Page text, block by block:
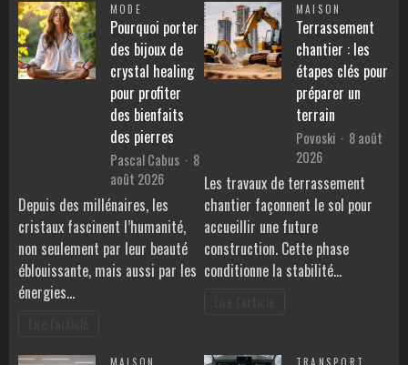
MODE
Pourquoi porter
des bijoux de
crystal healing
pour profiter
des bienfaits
des pierres
Pascal Cabus
8
août 2026
Depuis des millénaires, les
cristaux fascinent l’humanité,
non seulement par leur beauté
éblouissante, mais aussi par les
énergies…
MAISON
Terrassement
chantier : les
étapes clés pour
préparer un
terrain
Povoski
8 août
2026
Les travaux de terrassement
chantier façonnent le sol pour
accueillir une future
construction. Cette phase
conditionne la stabilité…